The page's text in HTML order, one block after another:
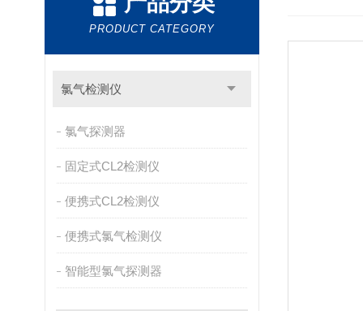
PRODUCT CATEGORY
氯气检测仪
氯气探测器
固定式CL2检测仪
便携式CL2检测仪
便携式氯气检测仪
智能型氯气探测器